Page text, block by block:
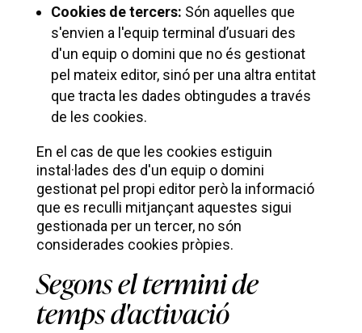
Cookies de tercers: Són aquelles que
s'envien a l'equip terminal d’usuari des
d'un equip o domini que no és gestionat
pel mateix editor, sinó per una altra entitat
que tracta les dades obtingudes a través
de les cookies.
En el cas de que les cookies estiguin
instal·lades des d'un equip o domini
gestionat pel propi editor però la informació
que es reculli mitjançant aquestes sigui
gestionada per un tercer, no són
considerades cookies pròpies.
Segons el termini de
temps d'activació